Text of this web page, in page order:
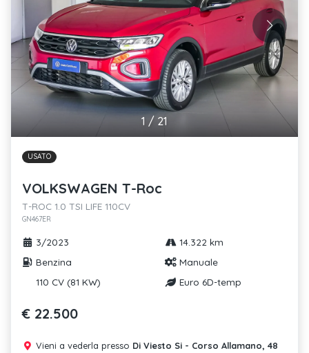
1 / 21
USATO
VOLKSWAGEN T-Roc
T-ROC 1.0 TSI LIFE 110CV
GN467ER
3/2023
14.322 km
Benzina
Manuale
110 CV (81 KW)
Euro 6D-temp
€ 22.500
Vieni a vederla presso Di Viesto Si - Corso Allamano, 48